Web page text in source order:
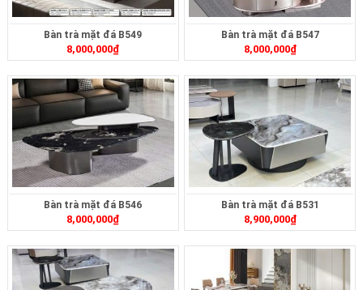
Bàn trà mặt đá B549
8,000,000₫
Bàn trà mặt đá B547
8,000,000₫
Bàn trà mặt đá B546
8,000,000₫
Bàn trà mặt đá B531
8,900,000₫